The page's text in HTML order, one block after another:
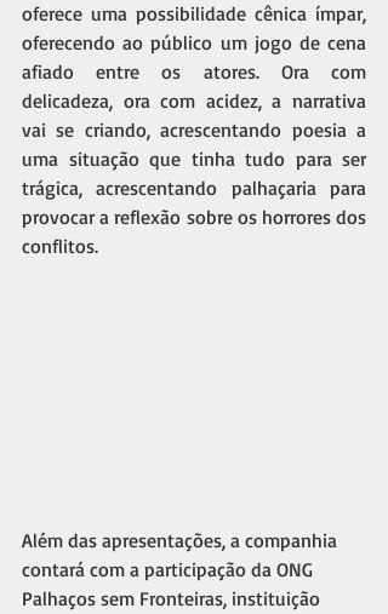
oferece uma possibilidade cênica ímpar,
oferecendo ao público um jogo de cena
afiado entre os atores. Ora com
delicadeza, ora com acidez, a narrativa
vai se criando, acrescentando poesia a
uma situação que tinha tudo para ser
trágica, acrescentando palhaçaria para
provocar a reflexão sobre os horrores dos
conflitos.
Além das apresentações, a companhia
contará com a participação da ONG
Palhaços sem Fronteiras, instituição